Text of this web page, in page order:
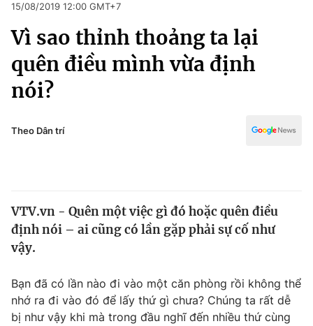
Chuyên mục
Chính trị
Xã hội
Pháp luật
Thế giới
Tin tức
Câu chuyện quốc tế
Kinh tế
Tài chính
Thị trường
Dữ liệu và đời sống
Pháp luật
Kinh tế
Thể thao
Truyền hình
Văn hóa - Giải trí
15/08/2019 12:00 GMT+7
Vì sao thỉnh thoảng ta lại
quên điều mình vừa định
nói?
Theo Dân trí
VTV.vn - Quên một việc gì đó hoặc quên điều
định nói – ai cũng có lần gặp phải sự cố như
vậy.
Bạn đã có lần nào đi vào một căn phòng rồi không thể
nhớ ra đi vào đó để lấy thứ gì chưa? Chúng ta rất dễ
bị như vậy khi mà trong đầu nghĩ đến nhiều thứ cùng